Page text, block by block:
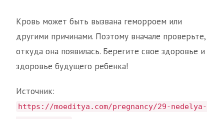
Кровь может быть вызвана геморроем или
другими причинами. Поэтому вначале проверьте,
откуда она появилась. Берегите свое здоровье и
здоровье будущего ребенка!
Источник:
https://moeditya.com/pregnancy/29-nedelya-